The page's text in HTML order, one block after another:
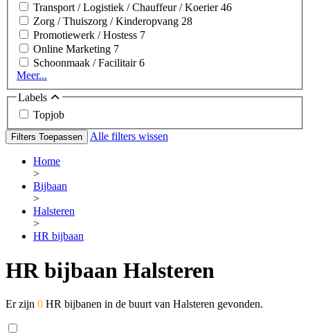
Transport / Logistiek / Chauffeur / Koerier46
Zorg / Thuiszorg / Kinderopvang 28
Promotiewerk / Hostess 7
Online Marketing 7
Schoonmaak / Facilitair6
Meer...
Labels
Topjob
Filters Toepassen Alle filters wissen
Home
>
Bijbaan
>
Halsteren
>
HR bijbaan
HR bijbaan Halsteren
Er zijn 0 HR bijbanen in de buurt van Halsteren gevonden.